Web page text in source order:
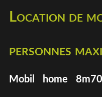
Location de
personnes
Mobil home